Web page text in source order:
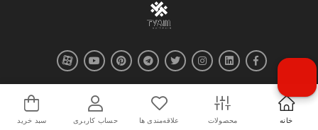
خانه محصولات علاقه‌مندی ها حساب کاربری سبد خرید